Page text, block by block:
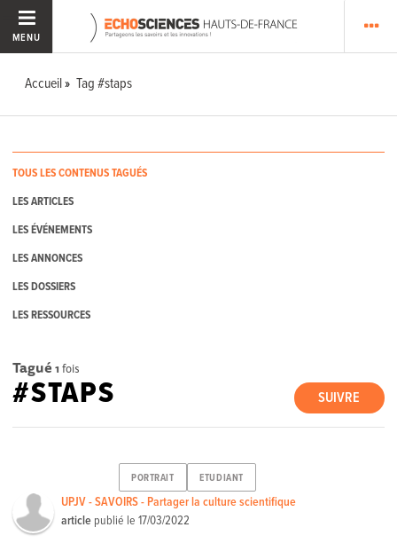
MENU
Accueil Tag #staps
TOUS LES CONTENUS TAGUÉS
LES ARTICLES
LES ÉVÉNEMENTS
LES ANNONCES
LES DOSSIERS
LES RESSOURCES
Tagué 1 fois
SUIVRE
#STAPS
PORTRAIT ETUDIANT
UPJV - SAVOIRS - Partager la culture scientifique
article publié le17/03/2022